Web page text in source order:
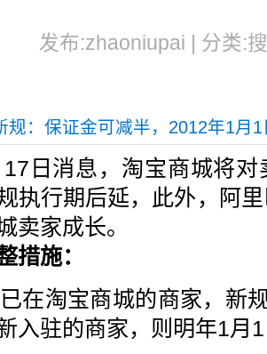
发布:zhaoniupai | 分类:
规：保证金可减半，2012年1月
消息，淘宝商城将对
执行期后延，此外，阿
卖家成长。
施：
在淘宝商城的商家，新
入驻的商家，则明年1月